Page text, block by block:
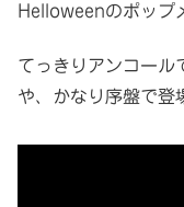
Helloweenのポップ
てっきりアンコール
や、かなり序盤で登